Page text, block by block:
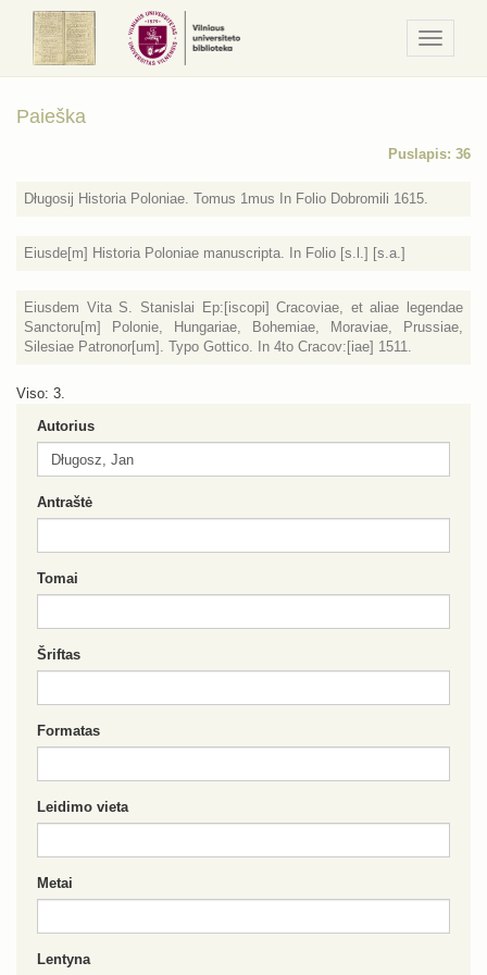
/
Meniu
Paieška
Puslapis: 36
Długosij Historia Poloniae. Tomus 1mus In Folio Dobromili 1615.
Eiusde[m] Historia Poloniae manuscripta. In Folio [s.l.] [s.a.]
Eiusdem Vita S. Stanislai Ep:[iscopi] Cracoviae, et aliae legendae
Sanctoru[m] Polonie, Hungariae, Bohemiae, Moraviae, Prussiae,
Silesiae Patronor[um]. Typo Gottico. In 4to Cracov:[iae] 1511.
Viso: 3.
Autorius
Antraštė
Tomai
Šriftas
Formatas
Leidimo vieta
Metai
Lentyna